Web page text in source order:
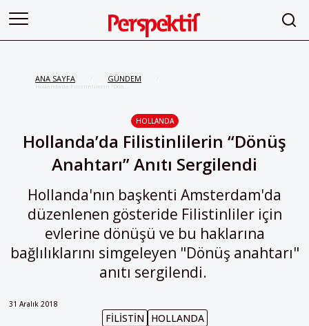
ANA SAYFA GÜNDEM
Hollanda’da Filistinlilerin “Dönüş
HOLLANDA
Hollanda’da Filistinlilerin “Dönüş
Anahtarı” Anıtı Sergilendi
Hollanda'nın başkenti Amsterdam'da
düzenlenen gösteride Filistinliler için
evlerine dönüşü ve bu haklarına
bağlılıklarını simgeleyen "Dönüş anahtarı"
anıtı sergilendi.
31 Aralık 2018
FILISTIN HOLLANDA